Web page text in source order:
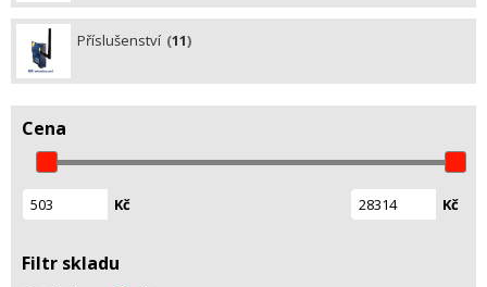
Příslušenství 11
Cena
Kč Kč
Filtr skladu